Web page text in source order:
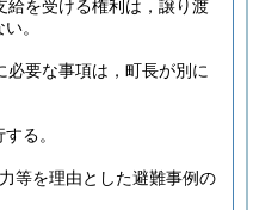
給を受ける権利は，譲り渡
。
必要な事項は，町長が別に
る。
等を理由とした避難事例の